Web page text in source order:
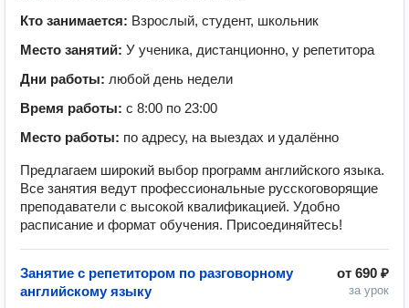
Кто занимается: Взрослый, студент, школьник
Место занятий: У ученика, дистанционно, у репетитора
Дни работы: любой день недели
Время работы: с 8:00 по 23:00
Место работы: по адресу, на выездах и удалённо
Предлагаем широкий выбор программ английского языка.
Все занятия ведут профессиональные русскоговорящие
преподаватели с высокой квалификацией. Удобно
расписание и формат обучения. Присоединяйтесь!
от 690 ₽
за урок
Занятие с репетитором по разговорному
английскому языку